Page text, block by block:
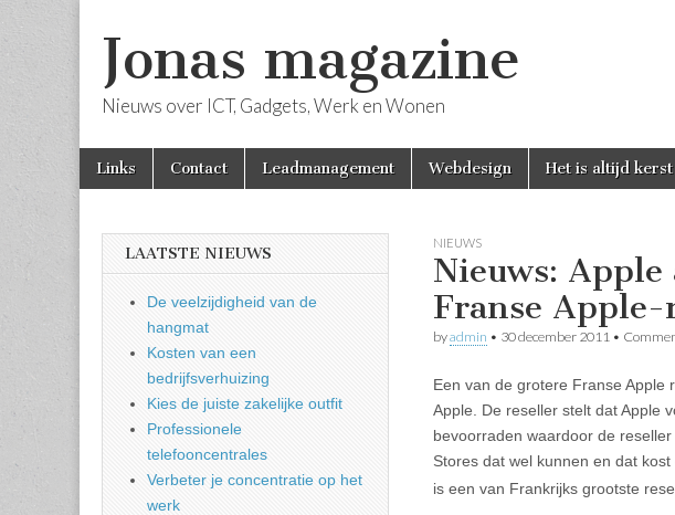
Jonas magazine
Nieuws over ICT, Gadgets, Werk en Wonen
Main
menu
Skip
Links Contact Leadmanagement Webdesign Het is altijd
NIEUWS
Nieuws: Apple
Franse
byadmin • 30 december 2011 •
Een van de grotere Franse Apple
Apple. De reseller stelt dat Apple
bevoorraden waardoor de
Stores dat wel kunnen en dat
is een van Frankrijks grootste
LAATSTE NIEUWS
De veelzijdigheid van de
hangmat
Kosten van een
bedrijfsverhuizing
Kies de juiste zakelijke outfit
Professionele
telefooncentrales
Verbeter je concentratie op het
werk